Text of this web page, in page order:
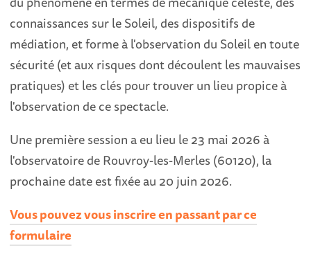
connaissances sur le Soleil, des dispositifs de
médiation, et forme à l'observation du Soleil en toute
sécurité (et aux risques dont découlent les mauvaises
pratiques) et les clés pour trouver un lieu propice à
l'observation de ce spectacle.
Une première session a eu lieu le 23 mai 2026 à
l'observatoire de Rouvroy-les-Merles (60120), la
prochaine date est fixée au 20 juin 2026.
Vous pouvez vous inscrire en passant par ce
formulaire